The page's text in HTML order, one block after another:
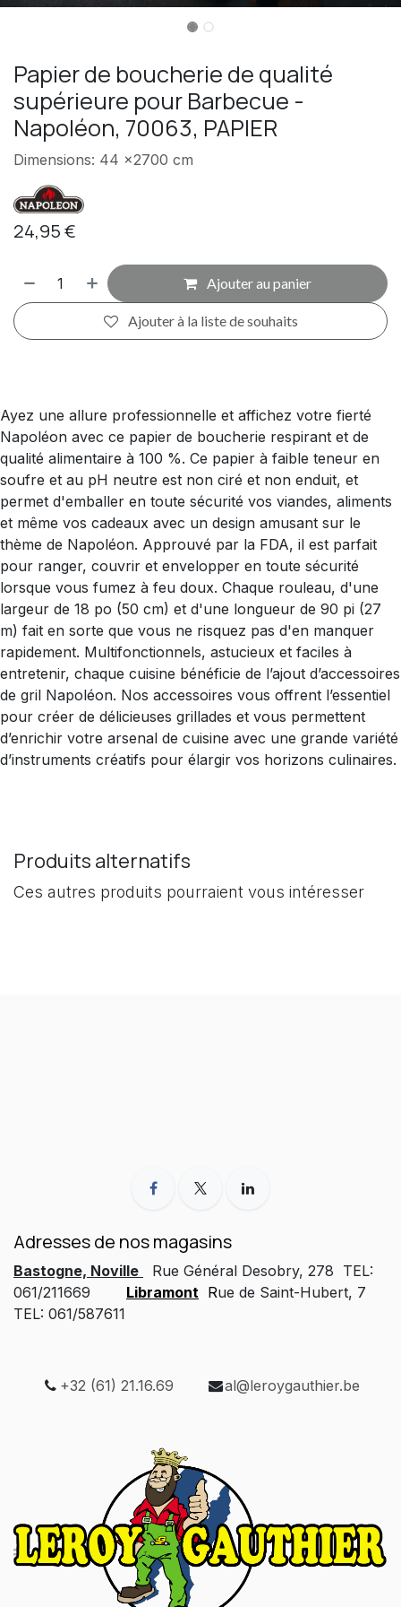
Papier de boucherie de qualité
supérieure pour Barbecue -
Napoléon, 70063, PAPIER
Dimensions: 44 x2700 cm
24,95€
Ajouter au panier
Ajouter à la liste de souhaits
Ayez une allure professionnelle et affichez votre fierté
Napoléon avec ce papier de boucherie respirant et de
qualité alimentaire à 100 %. Ce papier à faible teneur en
soufre et au pH neutre est non ciré et non enduit, et
permet d'emballer en toute sécurité vos viandes, aliments
et même vos cadeaux avec un design amusant sur le
thème de Napoléon. Approuvé par la FDA, il est parfait
pour ranger, couvrir et envelopper en toute sécurité
lorsque vous fumez à feu doux. Chaque rouleau, d'une
largeur de 18 po (50 cm) et d'une longueur de 90 pi (27
m) fait en sorte que vous ne risquez pas d'en manquer
rapidement. Multifonctionnels, astucieux et faciles à
entretenir, chaque cuisine bénéficie de l’ajout d’accessoires
de gril Napoléon. Nos accessoires vous offrent l’essentiel
pour créer de délicieuses grillades et vous permettent
d’enrichir votre arsenal de cuisine avec une grande variété
d’instruments créatifs pour élargir vos horizons culinaires.
Produits alternatifs
Ces autres produits pourraient vous intéresser
Adresses de nos magasins
Bastogne, Noville
Rue Général Desobry, 278 TEL:
061/211669
Libramont Rue de Saint-Hubert, 7
TEL: 061/587611
+32 (61) 21.16.69 al@leroygauthier.be